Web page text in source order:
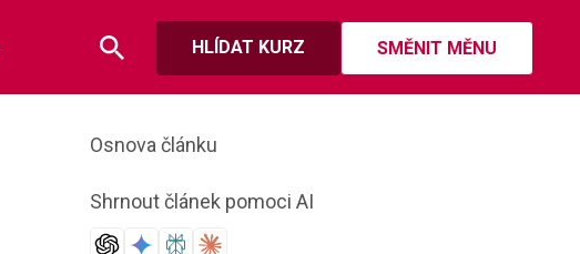
HLÍDAT KURZ SMĚNIT MĚNU
Osnova článku
Shrnout článek pomoci AI